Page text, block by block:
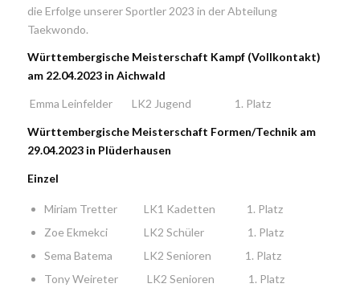
die Erfolge unserer Sportler 2023 in der Abteilung
Taekwondo.
Württembergische Meisterschaft Kampf (Vollkontakt)
am 22.04.2023 in Aichwald
Emma Leinfelder LK2 Jugend 1. Platz
Württembergische Meisterschaft Formen/Technik am
29.04.2023 in Plüderhausen
Einzel
Miriam Tretter LK1 Kadetten 1. Platz
Zoe Ekmekci LK2 Schüler 1. Platz
Sema Batema LK2 Senioren 1. Platz
Tony Weireter LK2 Senioren 1. Platz